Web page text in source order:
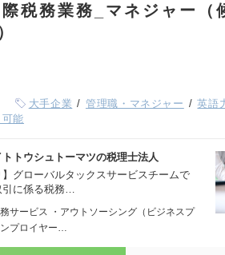
税務業務_マネジャー（
大手企業 管理職・マネジャー 英語
能
トウシュトーマツの税理士法人
グローバルタックスサービスチームで
に係る税務…
サービス ・アウトソーシング（ビジネスプ
プロイヤー…